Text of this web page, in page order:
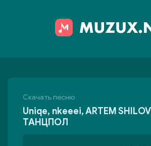
Скачать песню
Uniqe, nkeeei, ARTEM
ТАНЦПОЛ